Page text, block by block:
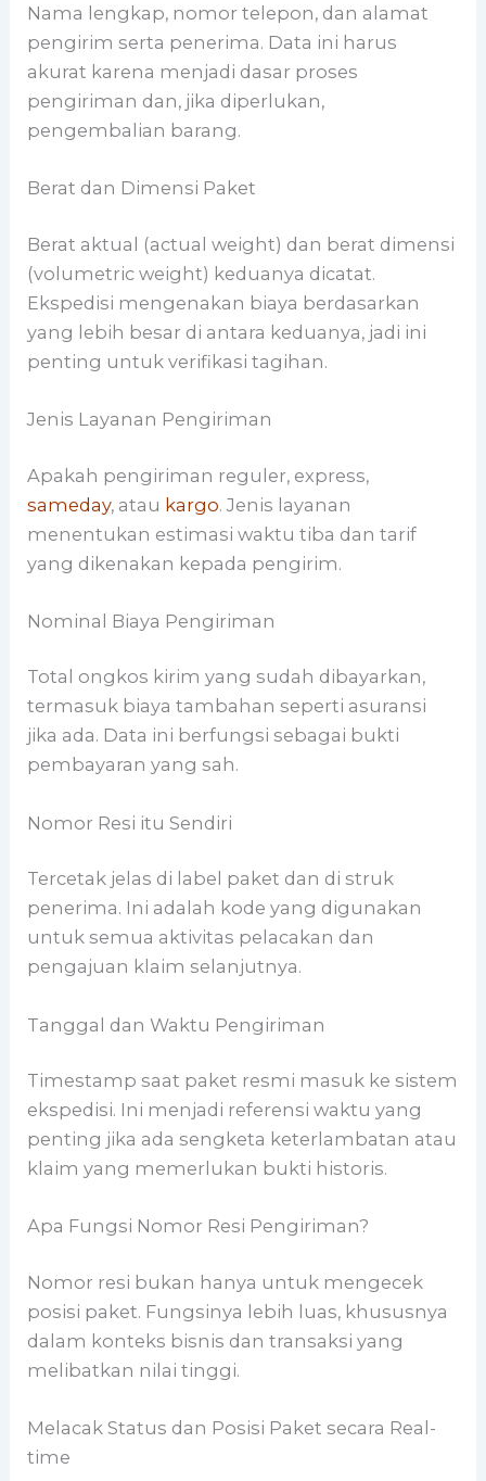
Nama lengkap, nomor telepon, dan alamat
pengirim serta penerima. Data ini harus
akurat karena menjadi dasar proses
pengiriman dan, jika diperlukan,
pengembalian barang.
Berat dan Dimensi Paket
Berat aktual (actual weight) dan berat dimensi
(volumetric weight) keduanya dicatat.
Ekspedisi mengenakan biaya berdasarkan
yang lebih besar di antara keduanya, jadi ini
penting untuk verifikasi tagihan.
Jenis Layanan Pengiriman
Apakah pengiriman reguler, express,
sameday, atau kargo. Jenis layanan
menentukan estimasi waktu tiba dan tarif
yang dikenakan kepada pengirim.
Nominal Biaya Pengiriman
Total ongkos kirim yang sudah dibayarkan,
termasuk biaya tambahan seperti asuransi
jika ada. Data ini berfungsi sebagai bukti
pembayaran yang sah.
Nomor Resi itu Sendiri
Tercetak jelas di label paket dan di struk
penerima. Ini adalah kode yang digunakan
untuk semua aktivitas pelacakan dan
pengajuan klaim selanjutnya.
Tanggal dan Waktu Pengiriman
Timestamp saat paket resmi masuk ke sistem
ekspedisi. Ini menjadi referensi waktu yang
penting jika ada sengketa keterlambatan atau
klaim yang memerlukan bukti historis.
Apa Fungsi Nomor Resi Pengiriman?
Nomor resi bukan hanya untuk mengecek
posisi paket. Fungsinya lebih luas, khususnya
dalam konteks bisnis dan transaksi yang
melibatkan nilai tinggi.
Melacak Status dan Posisi Paket secara Real-
time